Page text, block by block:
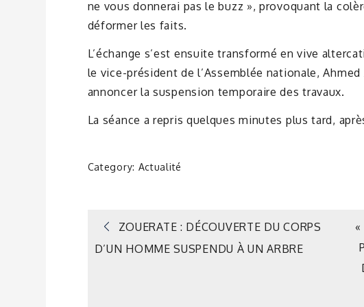
ne vous donnerai pas le buzz », provoquant la
déformer les faits.
L’échange s’est ensuite transformé en vive
le vice-président de l’Assemblée nationale,
annoncer la suspension temporaire des travaux.
La séance a repris quelques minutes plus tard,
Category: Actualité
Navigation
ZOUERATE : DÉCOUVERTE DU CORPS
D’UN HOMME SUSPENDU À UN ARBRE